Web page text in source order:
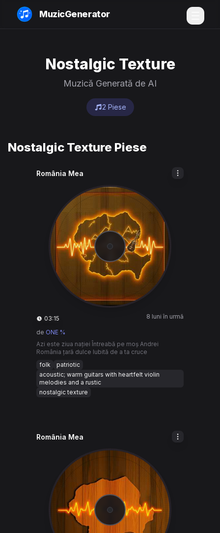
MuzicGenerator
Nostalgic Texture
Muzică Generată de AI
2 Piese
Nostalgic Texture Piese
România Mea
03:15 8 luni în urmă
de ONE %
Azi este ziua nației Întreabă pe moş Andrei
România țară dulce Iubită de a ta cruce
folk
patriotic
acoustic; warm guitars with heartfelt violin
melodies and a rustic
nostalgic texture
România Mea